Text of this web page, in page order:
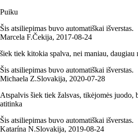
Puiku
Šis atsiliepimas buvo automatiškai išverstas.
Marcela F.Čekija, 2017‑08‑24
šiek tiek kitokia spalva, nei maniau, daugiau
Šis atsiliepimas buvo automatiškai išverstas.
Michaela Z.Slovakija, 2020‑07‑28
Atspalvis šiek tiek žalsvas, tikėjomės juodo,
atitinka
Šis atsiliepimas buvo automatiškai išverstas.
Katarína N.Slovakija, 2019‑08‑24